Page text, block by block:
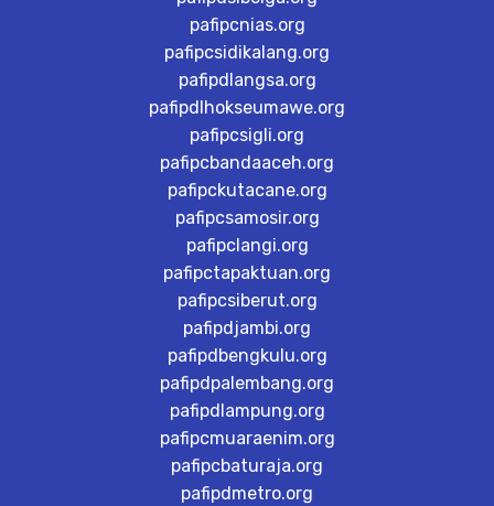
pafipcnias.org
pafipcsidikalang.org
pafipdlangsa.org
pafipdlhokseumawe.org
pafipcsigli.org
pafipcbandaaceh.org
pafipckutacane.org
pafipcsamosir.org
pafipclangi.org
pafipctapaktuan.org
pafipcsiberut.org
pafipdjambi.org
pafipdbengkulu.org
pafipdpalembang.org
pafipdlampung.org
pafipcmuaraenim.org
pafipcbaturaja.org
pafipdmetro.org